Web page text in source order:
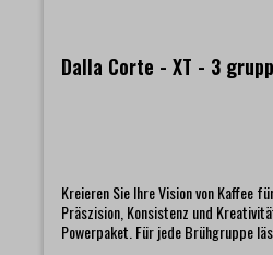
Dalla Corte - XT -
Kreieren Sie Ihre Vision von Kaffee
Präszision, Konsistenz und
Powerpaket. Für jede Brühgruppe